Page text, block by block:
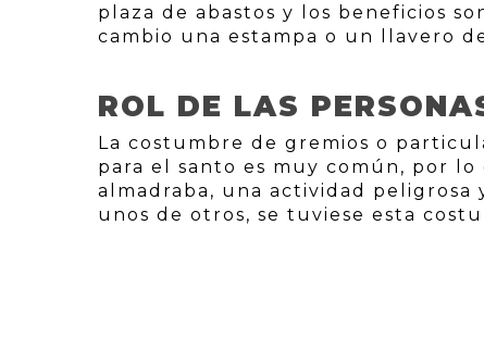
plaza de abastos y los beneficios
cambio una estampa o un llavero
ROL DE LAS
La costumbre de gremios o
para el santo es muy común, por
almadraba, una actividad
unos de otros, se tuviese esta